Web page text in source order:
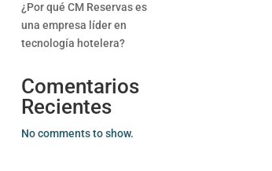
¿Por qué CM Reservas es
una empresa líder en
tecnología hotelera?
Comentarios
Recientes
No comments to show.